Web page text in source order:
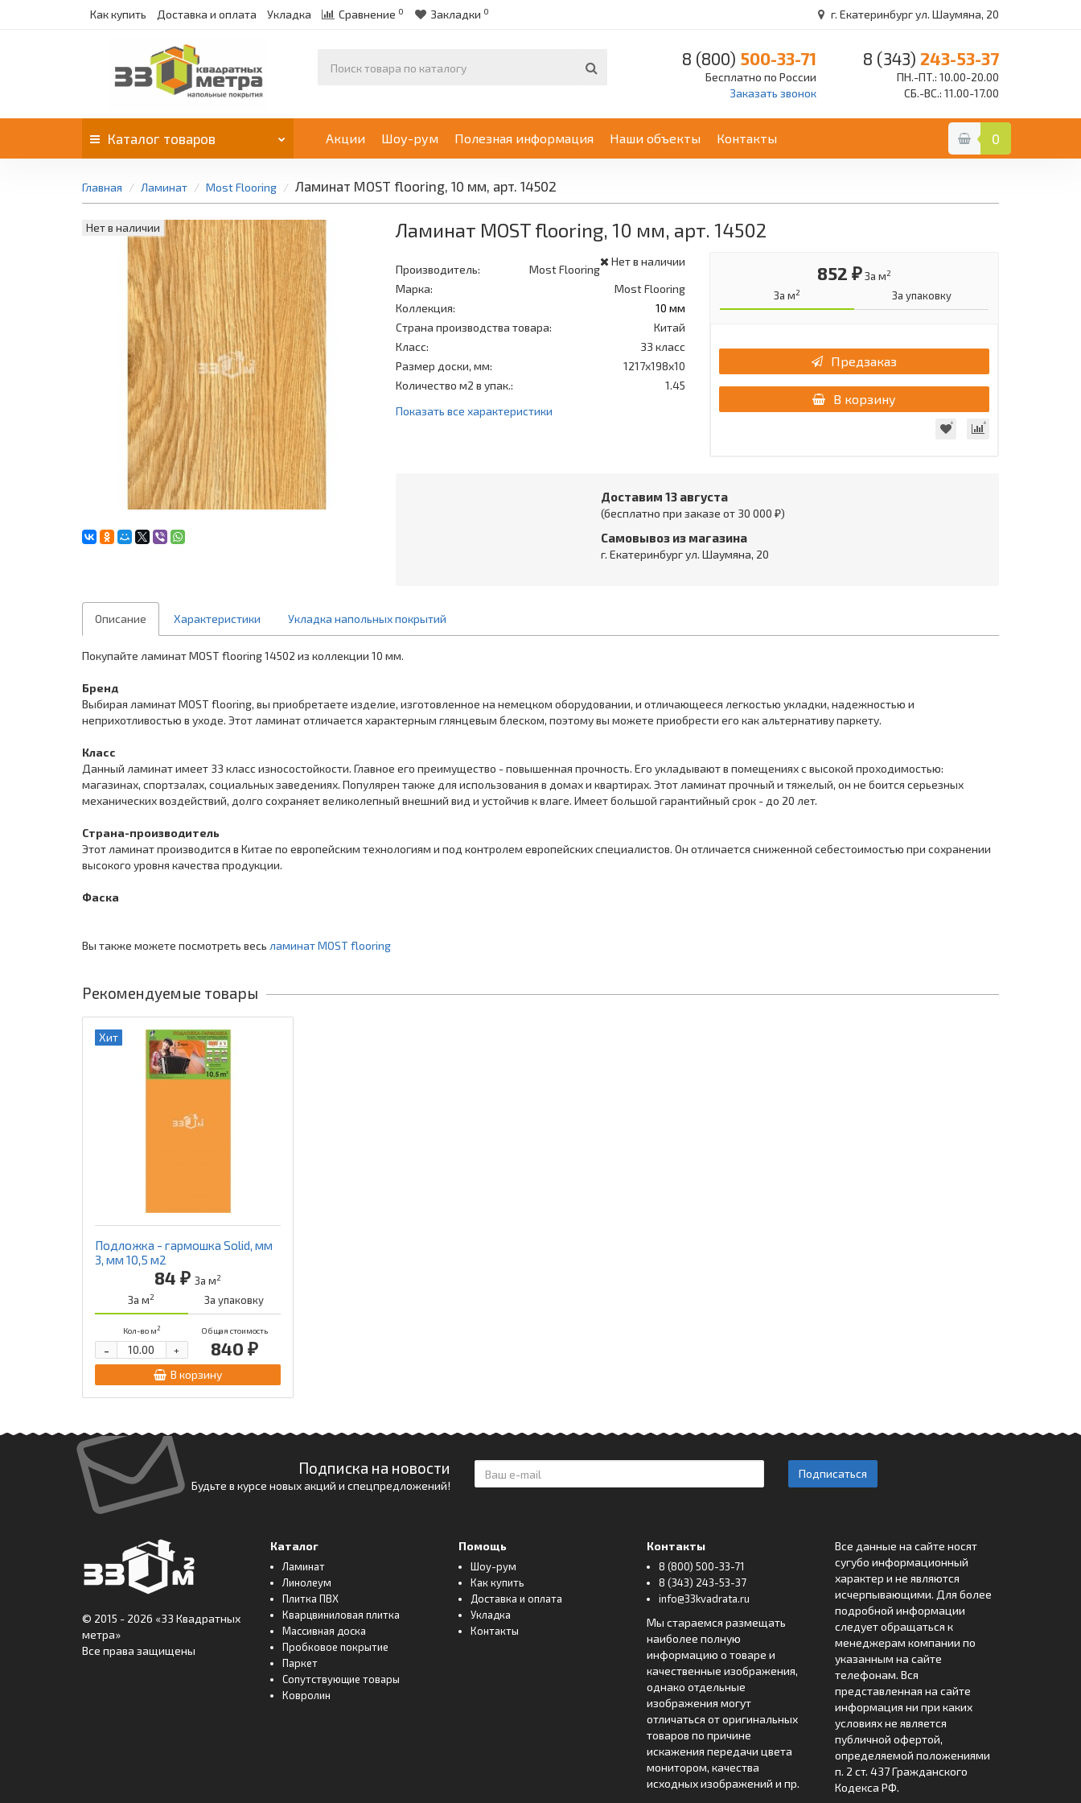
Как купить Доставка и оплата Укладка Сравнение 0 Закладки 0 г. Екатеринбург ул. Шаумяна, 20
8 (800) 500-33-71
Бесплатно по России
Заказать звонок
8 (343) 243-53-37
ПН.-ПТ.: 10.00-20.00
СБ.-ВС.: 11.00-17.00
Каталог товаров Акции Шоу-рум Полезная информация Наши объекты Контакты 0
Главная Ламинат Most Flooring Ламинат MOST flooring, 10 мм, арт. 14502
Нет в наличии Ламинат MOST flooring, 10 мм, арт. 14502
Нет в наличии
Производитель:
Most Flooring
Марка:
Most Flooring
Коллекция:
10 мм
Страна производства товара:
Китай
Класс:
33 класс
Размер доски, мм:
1217x198x10
Количество м2 в упак.:
1.45
Показать все характеристики
852 ₽За м2
За м2 За упаковку
Предзаказ
В корзину
Доставим 13 августа
(бесплатно при заказе от 30 000 ₽)
Самовывоз из магазина
г. Екатеринбург ул. Шаумяна, 20
Описание Характеристики Укладка напольных покрытий
Покупайте ламинат MOST flooring 14502 из коллекции 10 мм.
Бренд
Выбирая ламинат MOST flooring, вы приобретаете изделие, изготовленное на немецком оборудовании, и отличающееся легкостью укладки, надежностью и
неприхотливостью в уходе. Этот ламинат отличается характерным глянцевым блеском, поэтому вы можете приобрести его как альтернативу паркету.
Класс
Данный ламинат имеет 33 класс износостойкости. Главное его преимущество - повышенная прочность. Его укладывают в помещениях с высокой проходимостью:
магазинах, спортзалах, социальных заведениях. Популярен также для использования в домах и квартирах. Этот ламинат прочный и тяжелый, он не боится серьезных
механических воздействий, долго сохраняет великолепный внешний вид и устойчив к влаге. Имеет большой гарантийный срок - до 20 лет.
Страна-производитель
Этот ламинат производится в Китае по европейским технологиям и под контролем европейских специалистов. Он отличается сниженной себестоимостью при сохранении
высокого уровня качества продукции.
Фаска
Вы также можете посмотреть весь ламинат MOST flooring
Рекомендуемые товары
Хит
Подложка - гармошка Solid, мм
3, мм 10,5 м2
84 ₽ За м2
За м2 За упаковку
Кол-во м2 Общая стоимость
840 ₽
+
-
В корзину
Подписка на новости
Будьте в курсе новых акций и спецпредложений!
Подписаться
© 2015 - 2026 «33 Квадратных
метра»
Все права защищены
Каталог
Ламинат
Линолеум
Плитка ПВХ
Кварцвиниловая плитка
Массивная доска
Пробковое покрытие
Паркет
Сопутствующие товары
Ковролин
Помощь
Шоу-рум
Как купить
Доставка и оплата
Укладка
Контакты
Контакты
8 (800) 500-33-71
8 (343) 243-53-37
info@33kvadrata.ru
Мы стараемся размещать
наиболее полную
информацию о товаре и
качественные изображения,
однако отдельные
изображения могут
отличаться от оригинальных
товаров по причине
искажения передачи цвета
монитором, качества
исходных изображений и пр.
Все данные на сайте носят
сугубо информационный
характер и не являются
исчерпывающими. Для более
подробной информации
следует обращаться к
менеджерам компании по
указанным на сайте
телефонам. Вся
представленная на сайте
информация ни при каких
условиях не является
публичной офертой,
определяемой положениями
п. 2 ст. 437 Гражданского
Кодекса РФ.